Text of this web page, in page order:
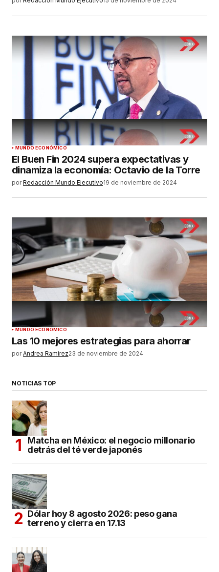
MUNDO ECONÓMICO
El Buen Fin 2024 supera expectativas y
dinamiza la economía: Octavio de la Torre
por Redacción Mundo Ejecutivo19 de noviembre de 2024
MUNDO ECONÓMICO
Las 10 mejores estrategias para ahorrar
por Andrea Ramírez23 de noviembre de 2024
NOTICIAS TOP
Matcha en México: el negocio millonario
detrás del té verde japonés
Dólar hoy 8 agosto 2026: peso gana
terreno y cierra en 17.13